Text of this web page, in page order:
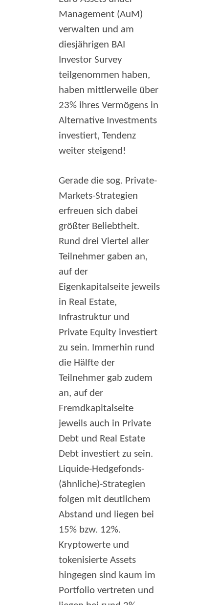
Management (AuM)
verwalten und am
diesjährigen BAI
Investor Survey
teilgenommen haben,
haben mittlerweile über
23% ihres Vermögens in
Alternative Investments
investiert, Tendenz
weiter steigend!
Gerade die sog. Private-
Markets-Strategien
erfreuen sich dabei
größter Beliebtheit.
Rund drei Viertel aller
Teilnehmer gaben an,
auf der
Eigenkapitalseite jeweils
in Real Estate,
Infrastruktur und
Private Equity investiert
zu sein. Immerhin rund
die Hälfte der
Teilnehmer gab zudem
an, auf der
Fremdkapitalseite
jeweils auch in Private
Debt und Real Estate
Debt investiert zu sein.
Liquide-Hedgefonds-
(ähnliche)-Strategien
folgen mit deutlichem
Abstand und liegen bei
15% bzw. 12%.
Kryptowerte und
tokenisierte Assets
hingegen sind kaum im
Portfolio vertreten und